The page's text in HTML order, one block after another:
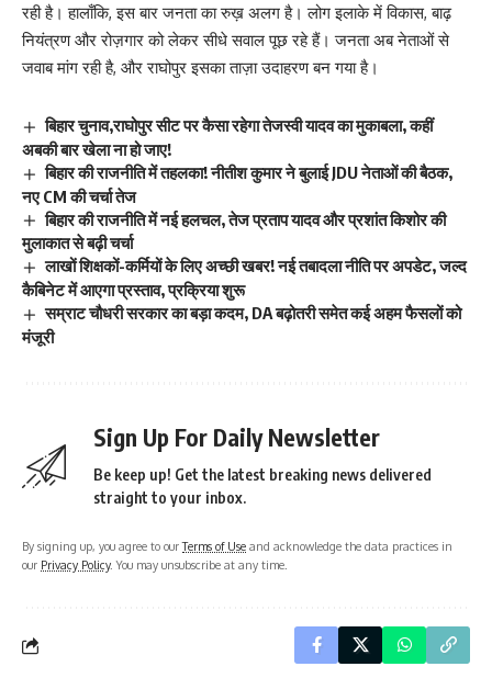
रही है। हालाँकि, इस बार जनता का रुख़ अलग है। लोग इलाके में विकास, बाढ़
नियंत्रण और रोज़गार को लेकर सीधे सवाल पूछ रहे हैं। जनता अब नेताओं से
जवाब मांग रही है, और राघोपुर इसका ताज़ा उदाहरण बन गया है।
बिहार चुनाव,राघोपुर सीट पर कैसा रहेगा तेजस्वी यादव का मुकाबला, कहीं
अबकी बार खेला ना हो जाए!
बिहार की राजनीति में तहलका! नीतीश कुमार ने बुलाई JDU नेताओं की बैठक,
नए CM की चर्चा तेज
बिहार की राजनीति में नई हलचल, तेज प्रताप यादव और प्रशांत किशोर की
मुलाकात से बढ़ी चर्चा
लाखों शिक्षकों-कर्मियों के लिए अच्छी खबर! नई तबादला नीति पर अपडेट, जल्द
कैबिनेट में आएगा प्रस्ताव, प्रक्रिया शुरू
सम्राट चौधरी सरकार का बड़ा कदम, DA बढ़ोतरी समेत कई अहम फैसलों को
मंजूरी
Sign Up For Daily Newsletter
Be keep up! Get the latest breaking news delivered
straight to your inbox.
By signing up, you agree to ourTerms of Use and acknowledge the data practices in
our Privacy Policy. You may unsubscribe at any time.